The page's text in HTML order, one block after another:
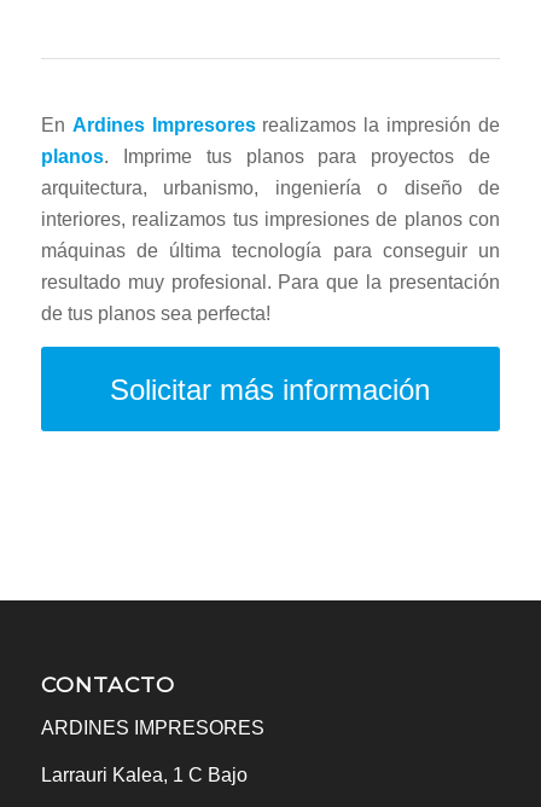
En Ardines Impresoresrealizamos la impresión de
planos. Imprime tus planos para proyectos de
arquitectura, urbanismo, ingeniería o diseño de
interiores, realizamos tus impresiones de planos con
máquinas de última tecnología para conseguir un
resultado muy profesional. Para que la presentación
de tus planos sea perfecta!
Solicitar más información
CONTACTO
ARDINES IMPRESORES
Larrauri Kalea, 1 C Bajo